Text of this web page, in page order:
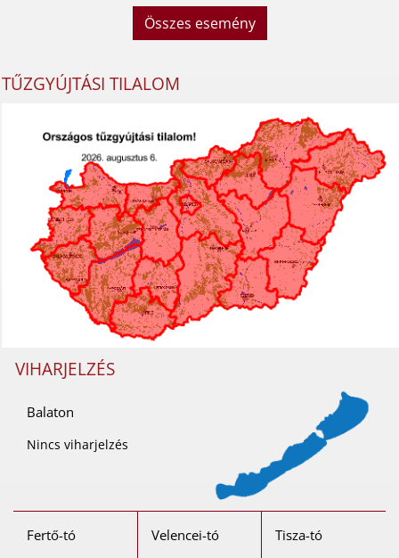
Összes esemény
TŰZGYÚJTÁSI TILALOM
VIHARJELZÉS
Balaton
Nincs viharjelzés
Fertő-tó Velencei-tó Tisza-tó